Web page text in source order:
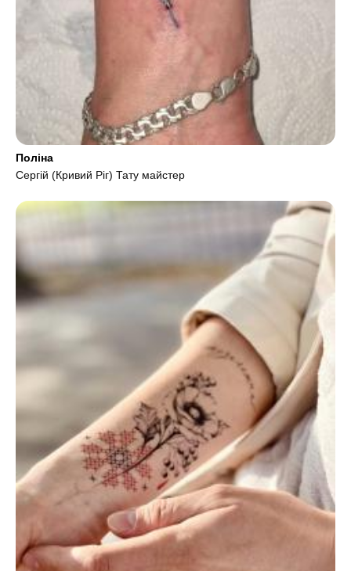
Поліна
Сергiй (Кривий Ріг) Тату майстер